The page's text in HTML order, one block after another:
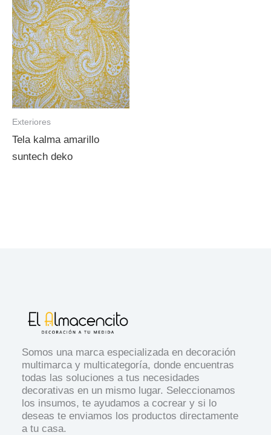
Exteriores
Tela kalma amarillo
suntech deko
Somos una marca especializada en decoración
multimarca y multicategoría, donde encuentras
todas las soluciones a tus necesidades
decorativas en un mismo lugar. Seleccionamos
los insumos, te ayudamos a cocrear y si lo
deseas te enviamos los productos directamente
a tu casa.